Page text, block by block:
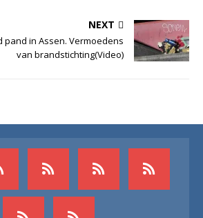
NEXT
pand in Assen. Vermoedens
van brandstichting(Video)